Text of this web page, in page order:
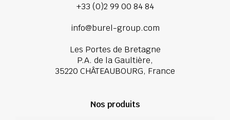
+33 (0)2 99 00 84 84
info@burel-group.com
Les Portes de Bretagne
P.A. de la Gaultière,
35220 CHÂTEAUBOURG, France
Nos produits